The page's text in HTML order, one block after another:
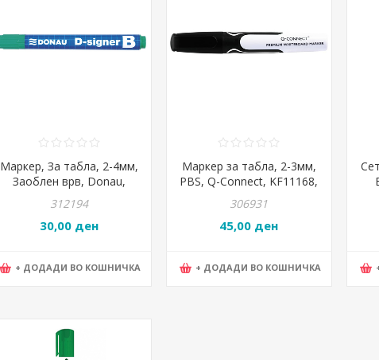
Маркер, За табла, 2-4мм,
Заоблен врв, Donau,
312194
30,00 ден
+ ДОДАДИ ВО КОШНИЧКА
Маркер за табла, 2-3мм,
PBS, Q-Connect, KF11168,
306931
45,00 ден
+ ДОДАДИ ВО КОШНИЧКА